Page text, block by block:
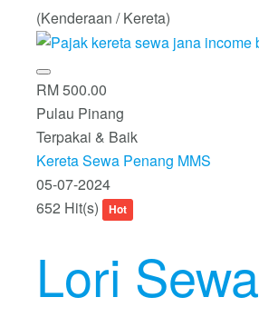
(Kenderaan / Kereta)
RM 500.00
Pulau Pinang
Terpakai & Baik
Kereta Sewa Penang MMS
05-07-2024
652 Hit(s)
Hot
Lori Sewa